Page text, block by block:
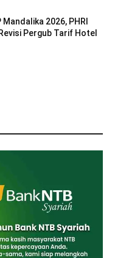
2026, PHRI
Pergub Tarif Hotel